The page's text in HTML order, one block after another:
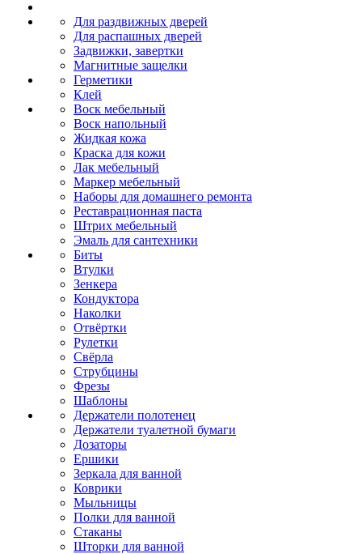
Для раздвижных дверей
Для распашных дверей
Задвижки, завертки
Магнитные защелки
Герметики
Клей
Воск мебельный
Воск напольный
Жидкая кожа
Краска для кожи
Лак мебельный
Маркер мебельный
Наборы для домашнего ремонта
Реставрационная паста
Штрих мебельный
Эмаль для сантехники
Биты
Втулки
Зенкера
Кондуктора
Наколки
Отвёртки
Рулетки
Свёрла
Струбцины
Фрезы
Шаблоны
Держатели полотенец
Держатели туалетной бумаги
Дозаторы
Ершики
Зеркала для ванной
Коврики
Мыльницы
Полки для ванной
Стаканы
Шторки для ванной